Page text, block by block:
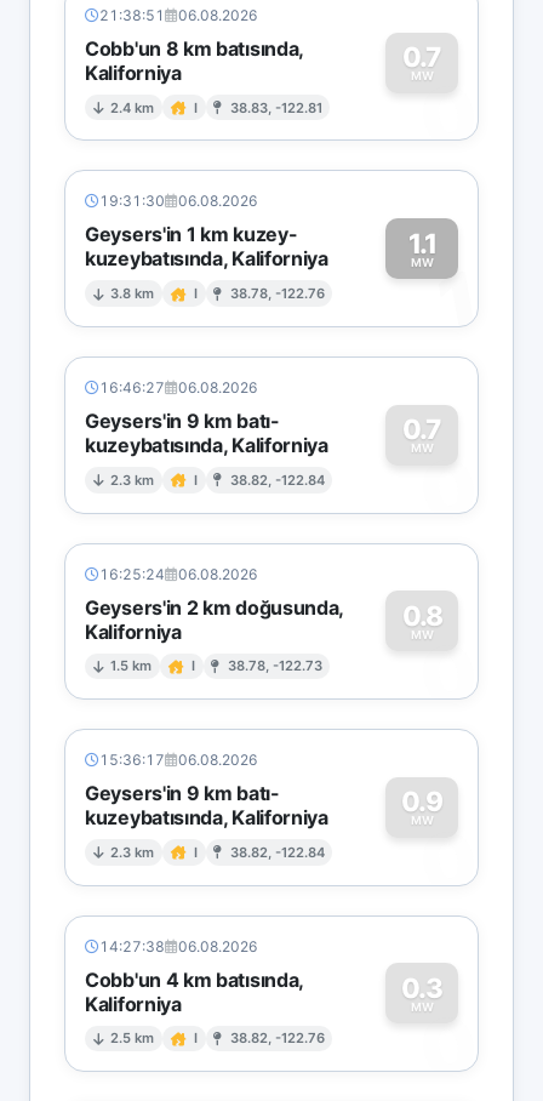
21:38:51 06.08.2026
Cobb'un 8 km batısında,
Kaliforniya
2.4 km I 38.83, -122.81
0.7
MW
0
19:31:30 06.08.2026
Geysers'in 1 km kuzey-
kuzeybatısında, Kaliforniya
3.8 km I 38.78, -122.76
1.1
MW1
16:46:27 06.08.2026
Geysers'in 9 km batı-
kuzeybatısında, Kaliforniya
2.3 km I 38.82, -122.84
0.7
MW
0
16:25:24 06.08.2026
Geysers'in 2 km doğusunda,
Kaliforniya
1.5 km I 38.78, -122.73
0.8
MW
0
15:36:17 06.08.2026
Geysers'in 9 km batı-
kuzeybatısında, Kaliforniya
2.3 km I 38.82, -122.84
0.9
MW
0
14:27:38 06.08.2026
Cobb'un 4 km batısında,
Kaliforniya
2.5 km I 38.82, -122.76
0.3
MW
0